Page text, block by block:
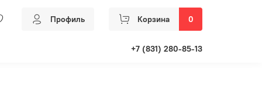
Профиль Корзина 0
+7 (831) 280-85-13